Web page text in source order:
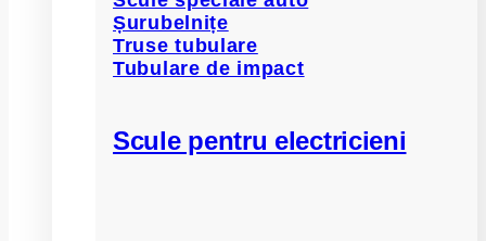
Șurubelnițe
Truse tubulare
Tubulare de impact
Scule pentru electricieni